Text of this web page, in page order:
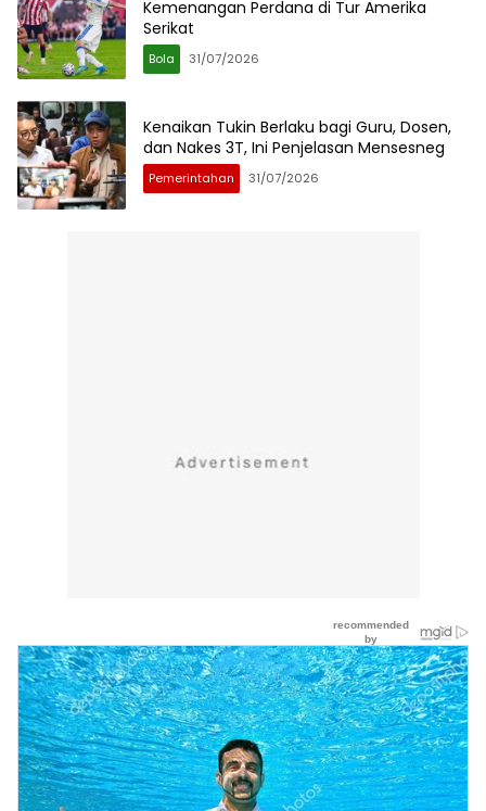
Kemenangan Perdana di Tur Amerika
Serikat
Bola 31/07/2026
Kenaikan Tukin Berlaku bagi Guru, Dosen,
dan Nakes 3T, Ini Penjelasan Mensesneg
Pemerintahan 31/07/2026